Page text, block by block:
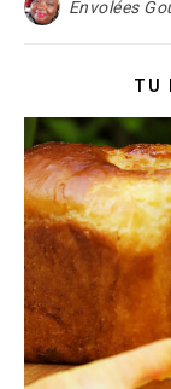
Envolées
TU